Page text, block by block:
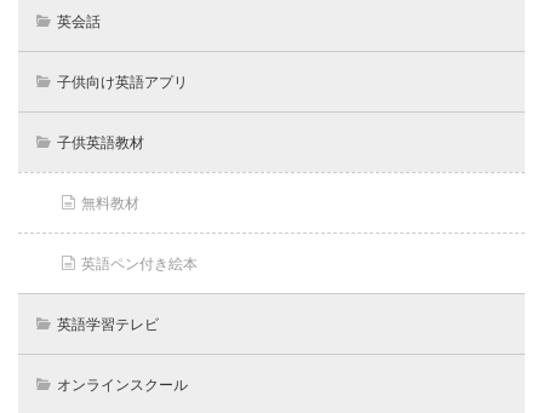
英会話
子供向け英語アプリ
子供英語教材
無料教材
英語ペン付き絵本
英語学習テレビ
オンラインスクール